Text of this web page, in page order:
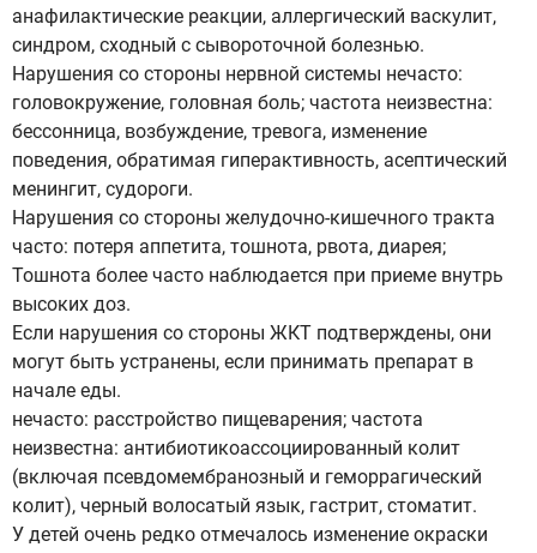
анафилактические реакции, аллергический васкулит,
синдром, сходный с сывороточной болезнью.
Нарушения со стороны нервной системы нечасто:
головокружение, головная боль; частота неизвестна:
бессонница, возбуждение, тревога, изменение
поведения, обратимая гиперактивность, асептический
менингит, судороги.
Нарушения со стороны желудочно-кишечного тракта
часто: потеря аппетита, тошнота, рвота, диарея;
Тошнота более часто наблюдается при приеме внутрь
высоких доз.
Если нарушения со стороны ЖКТ подтверждены, они
могут быть устранены, если принимать препарат в
начале еды.
нечасто: расстройство пищеварения; частота
неизвестна: антибиотикоассоциированный колит
(включая псевдомембранозный и геморрагический
колит), черный волосатый язык, гастрит, стоматит.
У детей очень редко отмечалось изменение окраски